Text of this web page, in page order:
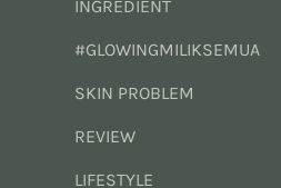
INGREDIENT
#GLOWINGMILIKSEMUA
SKIN PROBLEM
REVIEW
LIFESTYLE